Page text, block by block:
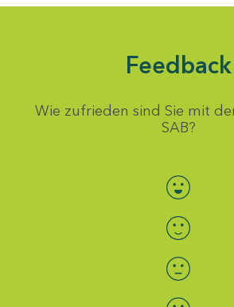
Feedback
Wie zufrieden sind Sie mit
SAB?
Bewertung